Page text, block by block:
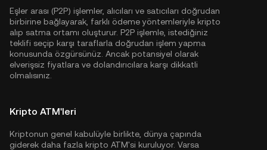
Eşler arası (P2P) işlemler, alıcıları ve satıcıları doğrudan
birbirine bağlayarak, farklı ödeme yöntemleriyle kripto
alıp satma ortamı oluşturur. P2P işlemle, istediğiniz
teklifi seçip karşı taraflarla doğrudan işlem yapma
konusunda özgürsünüz. Ancak potansiyel olarak
elverişsiz fiyatlara ve dolandırıcılara karşı dikkatli
olmalısınız.
Kripto ATM'leri
Kriptonun genel kabulüyle birlikte, dünya çapında
giderek daha fazla kripto ATM'si kuruluyor. Varsa